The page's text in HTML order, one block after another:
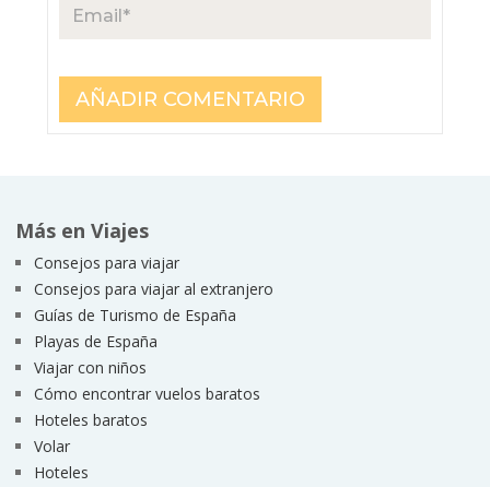
Más en Viajes
Consejos para viajar
Consejos para viajar al extranjero
Guías de Turismo de España
Playas de España
Viajar con niños
Cómo encontrar vuelos baratos
Hoteles baratos
Volar
Hoteles